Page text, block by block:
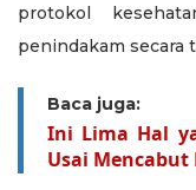
protokol
penindakam secara
Baca juga:
Ini Lima Hal
Usai Mencabut